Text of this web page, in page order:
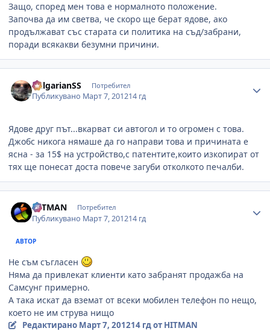
Защо, според мен това е нормалното положение.
Започва да им светва, че скоро ще берат ядове, ако
продължават със старата си политика на съд/забрани,
поради всякакви безумни причини.
BulgarianSS Потребител
Публикувано Март 7, 201214 гд
Ядове друг път...вкарват си автогол и то огромен с това.
Джобс никога нямаше да го направи това и причината е
ясна - за 15$ на устройство,с патентите,които изкопират от
тях ще понесат доста повече загуби отколкото печалби.
HITMAN Потребител
Публикувано Март 7, 201214 гд
АВТОР
Не съм съгласен
Няма да привлекат клиенти като забранят продажба на
Самсунг примерно.
А така искат да вземат от всеки мобилен телефон по нещо,
което не им струва нищо
Редактирано Март 7, 201214 гдот HITMAN